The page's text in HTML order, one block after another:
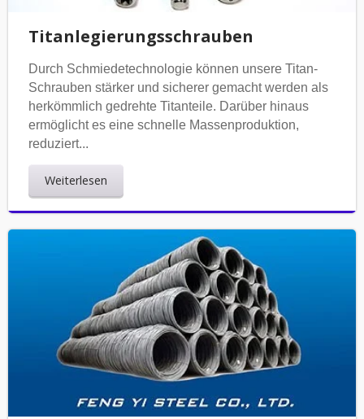
Titanlegierungsschrauben
Durch Schmiedetechnologie können unsere Titan-
Schrauben stärker und sicherer gemacht werden als
herkömmlich gedrehte Titanteile. Darüber hinaus
ermöglicht es eine schnelle Massenproduktion,
reduziert...
Weiterlesen